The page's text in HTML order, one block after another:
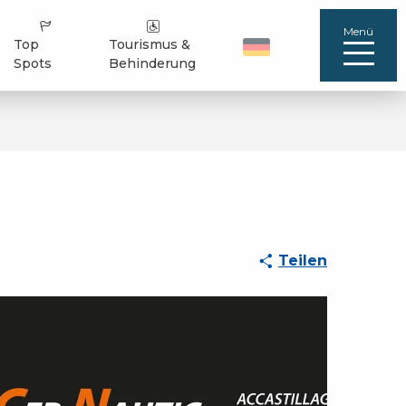
Top
Spots
Tourismus &
Behinderung
Menü
Teilen